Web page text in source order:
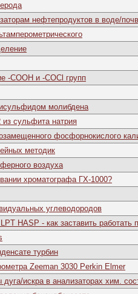
нефтепродуктов в воде/
-COOH и -COCl групп
молибдена
из сульфита натрия
фосфорнокислого
методик
воздуха
хроматографа ГХ-1000?
углеводородов
HASP - как заставить работать
турбин
Zeeman 3030 Perkin Elmer
искра в анализаторах хим.